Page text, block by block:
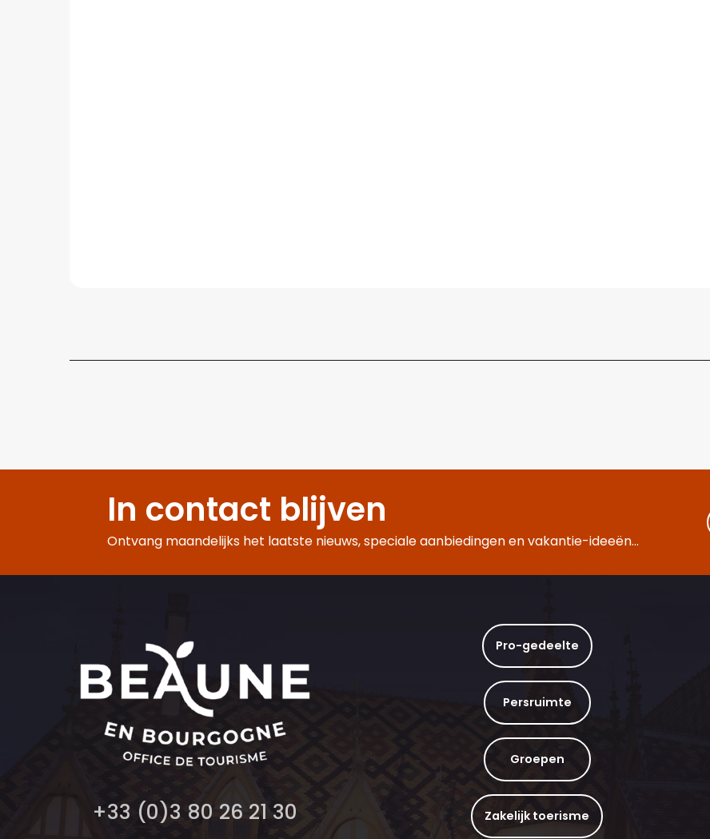
In contact blijven
Ontvang maandelijks het laatste nieuws, speciale aanbiedingen en vakantie-ideeën...
+33 (0)3 80 26 21 30
Pro-gedeelte
Persruimte
Groepen
Zakelijk toerisme